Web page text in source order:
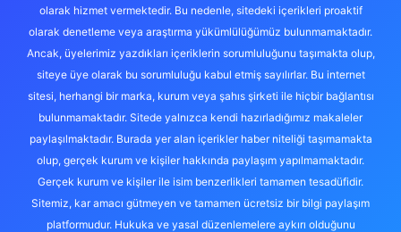
olarak hizmet vermektedir. Bu nedenle, sitedeki içerikleri proaktif
olarak denetleme veya araştırma yükümlülüğümüz bulunmamaktadır.
Ancak, üyelerimiz yazdıkları içeriklerin sorumluluğunu taşımakta olup,
siteye üye olarak bu sorumluluğu kabul etmiş sayılırlar. Bu internet
sitesi, herhangi bir marka, kurum veya şahıs şirketi ile hiçbir bağlantısı
bulunmamaktadır. Sitede yalnızca kendi hazırladığımız makaleler
paylaşılmaktadır. Burada yer alan içerikler haber niteliği taşımamakta
olup, gerçek kurum ve kişiler hakkında paylaşım yapılmamaktadır.
Gerçek kurum ve kişiler ile isim benzerlikleri tamamen tesadüfidir.
Sitemiz, kar amacı gütmeyen ve tamamen ücretsiz bir bilgi paylaşım
platformudur. Hukuka ve yasal düzenlemelere aykırı olduğunu